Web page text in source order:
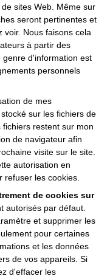
sites Web. Même sur
seront pertinentes et
voir. Nous faisons cela
à partir des
genre d'information est
personnels
de mes
sur les fichiers de
restent sur mon
de navigateur afin
visite sur le site.
autorisation en
refuser les cookies.
de cookies sur
autorisés par défaut.
et supprimer les
pour certaines
et les données
de vos appareils. Si
d'effacer les